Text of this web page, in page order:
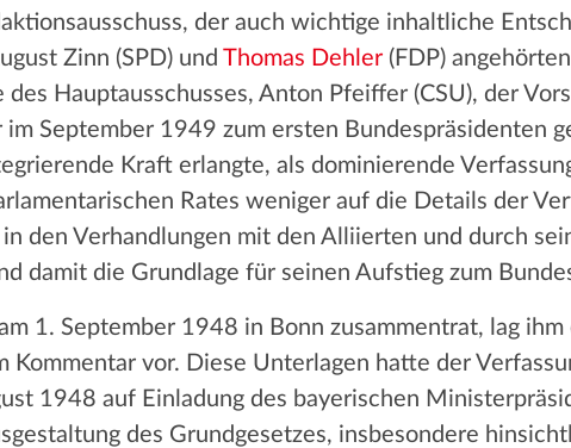
der auch wichtige inhaltliche
Zinn (SPD) und Thomas Dehler(FDP)
des Hauptausschusses, Anton Pfeiffer (CSU), der
im September 1949 zum ersten Bundespräsidenten
Kraft erlangte, als dominierende
Rates weniger auf die Details der
den Verhandlungen mit den Alliierten und durch
damit die Grundlage für seinen Aufstieg zum
1. September 1948 in Bonn zusammentrat, lag
Kommentar vor. Diese Unterlagen hatte der
1948 auf Einladung des bayerischen
des Grundgesetzes, insbesondere